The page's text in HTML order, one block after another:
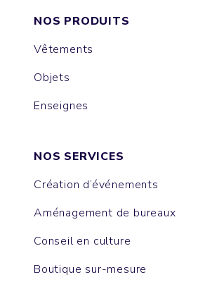
NOS PRODUITS
Vêtements
Objets
Enseignes
NOS SERVICES
Création d’événements
Aménagement de bureaux
Conseil en culture
Boutique sur-mesure